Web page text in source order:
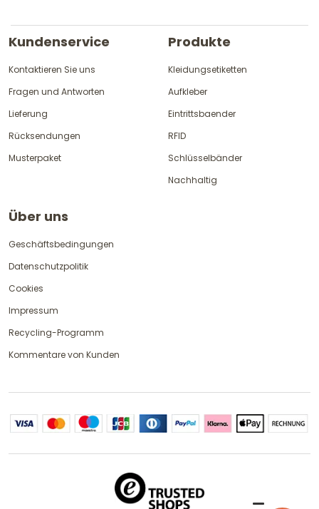
Kundenservice
Kontaktieren Sie uns
Fragen und Antworten
Lieferung
Rücksendungen
Musterpaket
Produkte
Kleidungsetiketten
Aufkleber
Eintrittsbaender
RFID
Schlüsselbänder
Nachhaltig
Über uns
Geschäftsbedingungen
Datenschutzpolitik
Cookies
Impressum
Recycling-Programm
Kommentare von Kunden